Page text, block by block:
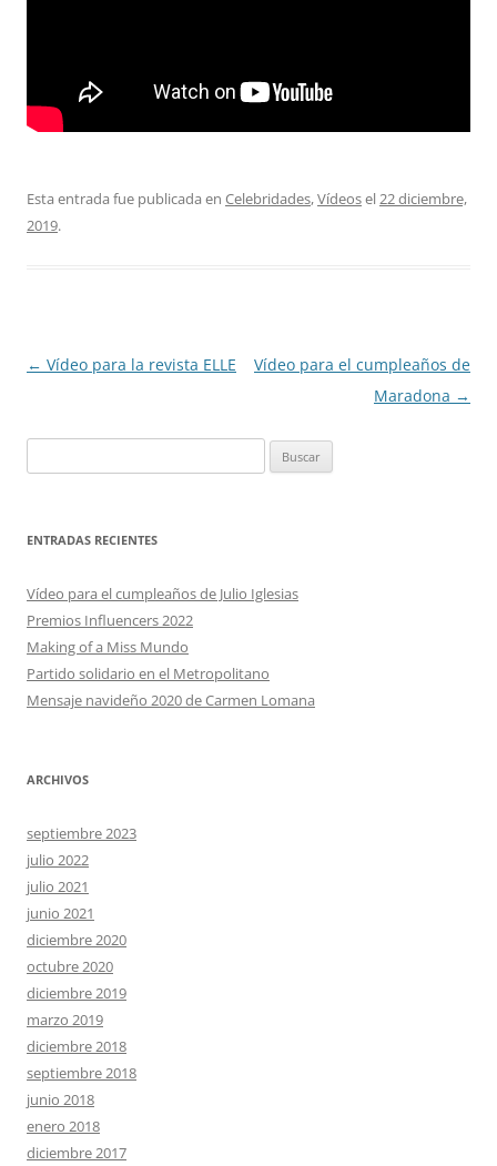
Esta entrada fue publicada en Celebridades,Vídeosel22 diciembre,
2019.
Navegación
← Vídeo para la revista ELLE
Vídeo para el cumpleaños de
Maradona →
ENTRADAS RECIENTES
Vídeo para el cumpleaños de Julio Iglesias
Premios Influencers 2022
Making of a Miss Mundo
Partido solidario en el Metropolitano
Mensaje navideño 2020 de Carmen Lomana
ARCHIVOS
septiembre 2023
julio 2022
julio 2021
junio 2021
diciembre 2020
octubre 2020
diciembre 2019
marzo 2019
diciembre 2018
septiembre 2018
junio 2018
enero 2018
diciembre 2017